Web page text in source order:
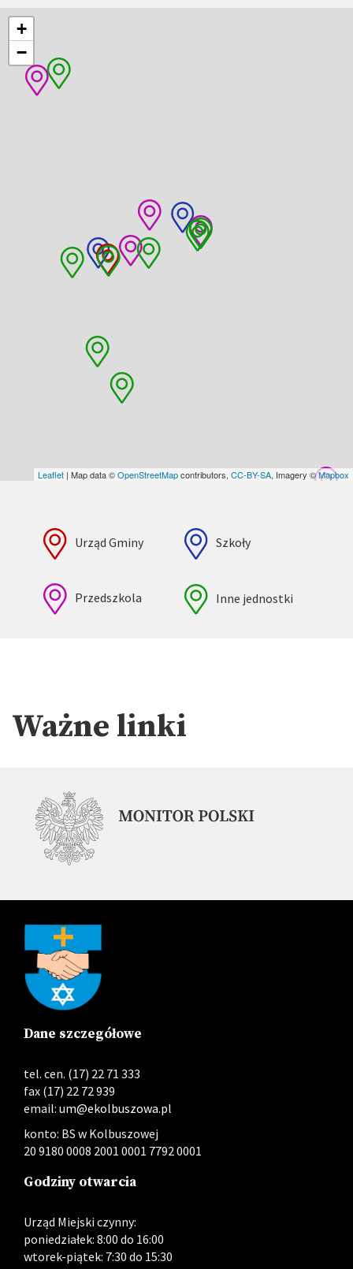
+
−
Leaflet | Map data ©OpenStreetMapcontributors, CC-BY-SA, Imagery ©Mapbox
Urząd Gminy Szkoły
Przedszkola Inne jednostki
Ważne linki
Dane szczegółowe
tel. cen. (17) 22 71 333
fax (17) 22 72 939
email: um@ekolbuszowa.pl
konto: BS w Kolbuszowej
20 9180 0008 2001 0001 7792 0001
Godziny otwarcia
Urząd Miejski czynny:
poniedziałek: 8:00 do 16:00
wtorek-piątek: 7:30 do 15:30